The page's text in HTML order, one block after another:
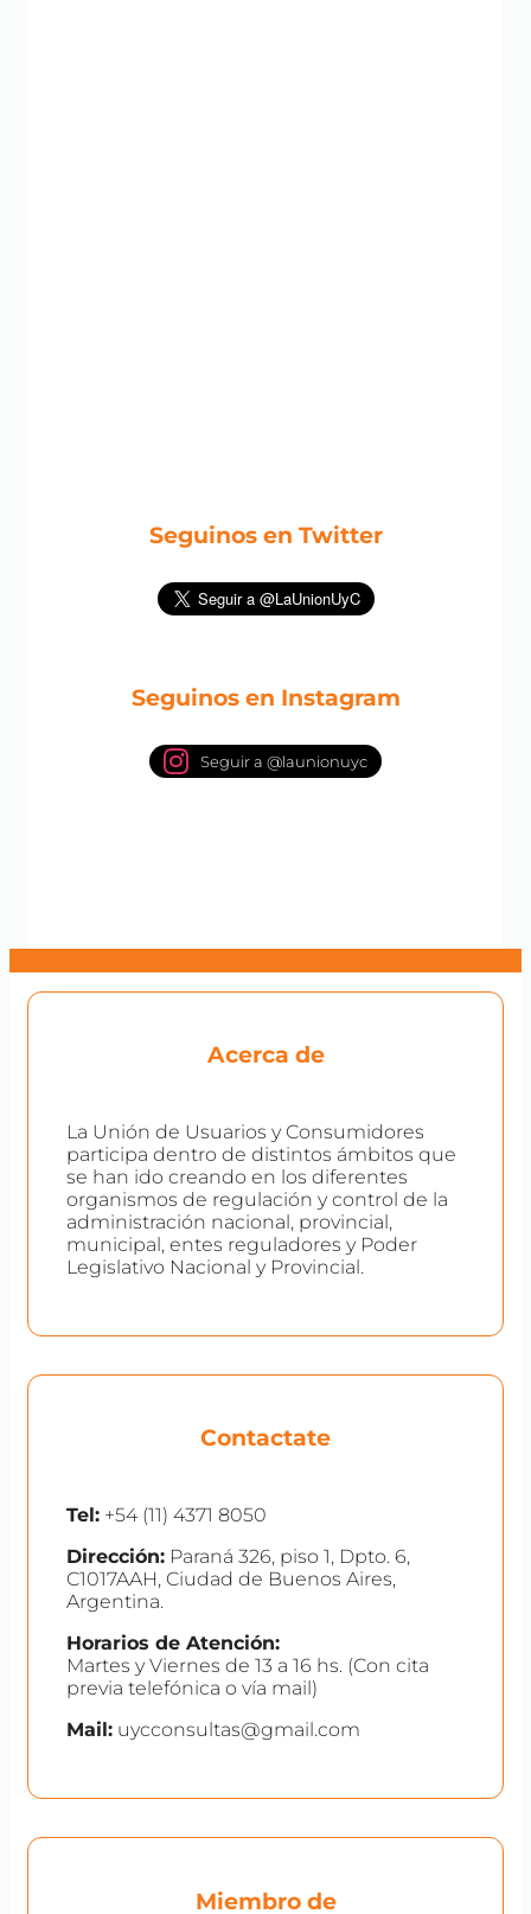
Seguinos en Twitter
Seguinos en Instagram
Seguir a @launionuyc
Acerca de
La Unión de Usuarios y Consumidores
participa dentro de distintos ámbitos que
se han ido creando en los diferentes
organismos de regulación y control de la
administración nacional, provincial,
municipal, entes reguladores y Poder
Legislativo Nacional y Provincial.
Contactate
Tel: +54 (11) 4371 8050
Dirección: Paraná 326, piso 1, Dpto. 6,
C1017AAH, Ciudad de Buenos Aires,
Argentina.
Horarios de Atención:
Martes y Viernes de 13 a 16 hs. (Con cita
previa telefónica o vía mail)
Mail: uycconsultas@gmail.com
Miembro de